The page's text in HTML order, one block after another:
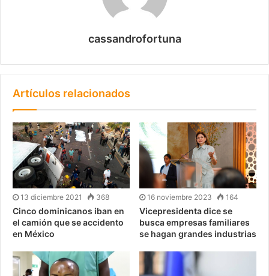
cassandrofortuna
Artículos relacionados
13 diciembre 2021 368
Cinco dominicanos iban en
el camión que se accidento
en México
16 noviembre 2023 164
Vicepresidenta dice se
busca empresas familiares
se hagan grandes industrias